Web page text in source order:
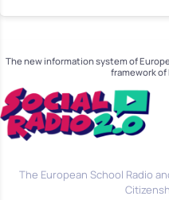
The new information system of
framework of
The European School Radio